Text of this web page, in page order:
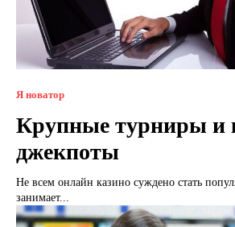
Я новатор
Крупные турниры и
джекпоты
Не всем онлайн казино суждено стать
занимает...